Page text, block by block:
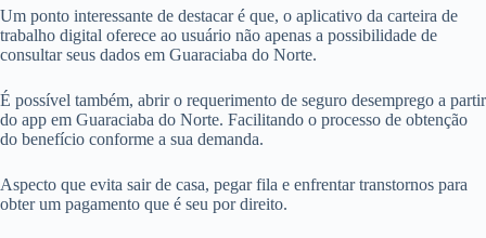
Um ponto interessante de destacar é que, o aplicativo da carteira de
trabalho digital oferece ao usuário não apenas a possibilidade de
consultar seus dados em Guaraciaba do Norte.
É possível também, abrir o requerimento de seguro desemprego a partir
do app em Guaraciaba do Norte. Facilitando o processo de obtenção
do benefício conforme a sua demanda.
Aspecto que evita sair de casa, pegar fila e enfrentar transtornos para
obter um pagamento que é seu por direito.